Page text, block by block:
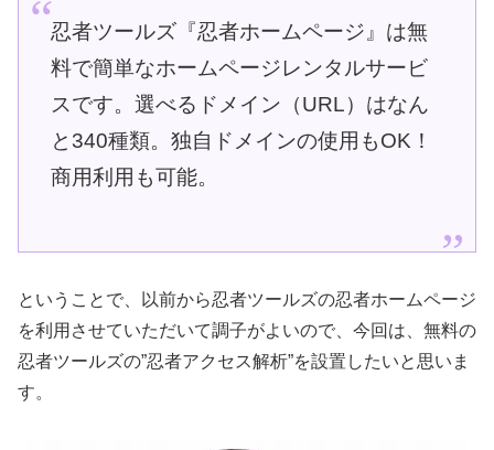
忍者ツールズ『忍者ホームページ』は無
料で簡単なホームページレンタルサービ
スです。選べるドメイン（URL）はなん
と340種類。独自ドメインの使用もOK！
商用利用も可能。
ということで、以前から忍者ツールズの忍者ホームページ
を利用させていただいて調子がよいので、今回は、無料の
忍者ツールズの”忍者アクセス解析”を設置したいと思いま
す。